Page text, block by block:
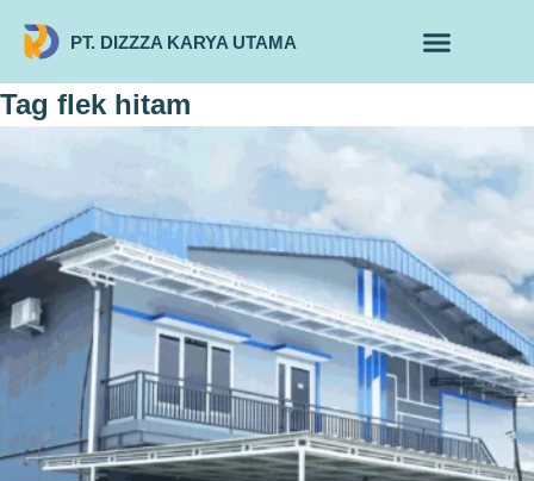
PT. DIZZZA KARYA UTAMA
Tag flek hitam